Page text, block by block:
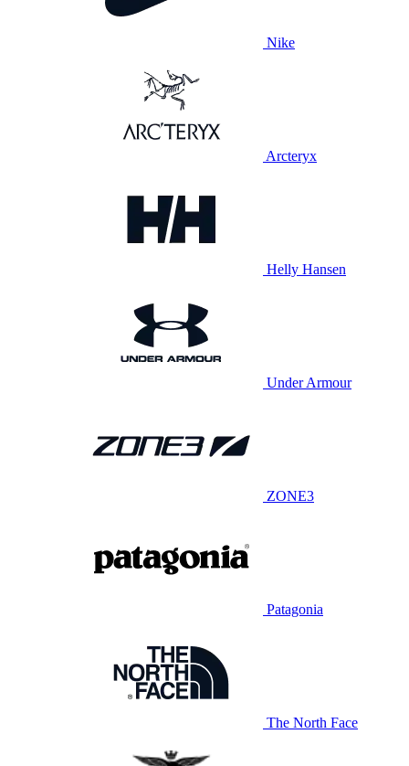
Nike
Arcteryx
Helly Hansen
Under Armour
ZONE3
Patagonia
The North Face